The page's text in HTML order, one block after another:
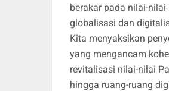
berakar pada nilai-
globalisasi dan
Kita menyaksikan
yang mengancam
revitalisasi nilai-nilai
hingga ruang-ruang